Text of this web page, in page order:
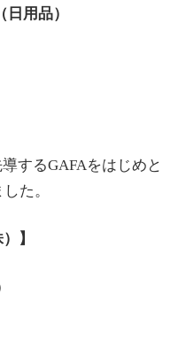
用品）
するGAFAをはじめと
た。
】